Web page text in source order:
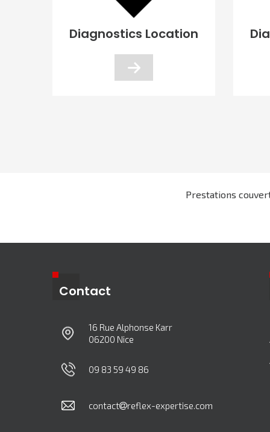
Diagnostics Location
Prestations
Contact
16 Rue Alphonse Karr
06200 Nice
09 83 59 49 86
contact reflex-expertise.com